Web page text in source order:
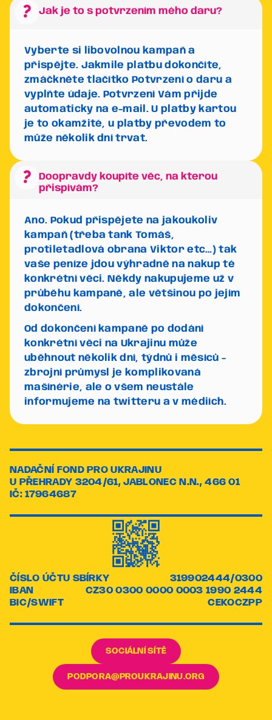
question_mark Jak je to s potvrzením mého daru?
Vyberte si libovolnou kampaň a
přispějte. Jakmile platbu dokončíte,
zmáčkněte tlačítko Potvrzení o daru a
vyplňte údaje. Potvrzení Vám přijde
automaticky na e-mail. U platby kartou
je to okamžité, u platby převodem to
může několik dní trvat.
question_mark
Doopravdy koupíte věc, na kterou
přispívám?
Ano. Pokud přispějete na jakoukoliv
kampaň (třeba tank Tomáš,
protiletadlová obrana Viktor etc…) tak
vaše peníze jdou výhradně na nakup té
konkrétní věci. Někdy nakupujeme už v
průběhu kampaně, ale většinou po jejím
dokončení.
Od dokončení kampaně po dodání
konkrétní věci na Ukrajinu může
uběhnout několik dní, týdnů i měsíců -
zbrojní průmysl je komplikovaná
mašínérie, ale o všem neustále
informujeme na twitteru a v médiích.
NADAČNÍ FOND PRO UKRAJINU
U PŘEHRADY 3204/61, JABLONEC N.N., 466 01
IČ: 17964687
ČÍSLO ÚČTU SBÍRKY
319902444/0300
IBAN
CZ30 0300 0000 0003 1990 2444
BIC/SWIFT
CEKOCZPP
SOCIÁLNÍ SÍTĚ
PODPORA@PROUKRAJINU.ORG